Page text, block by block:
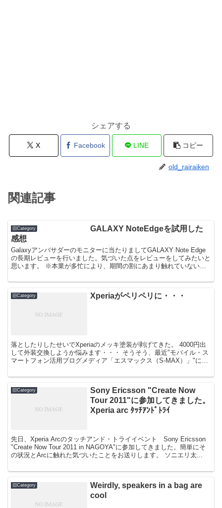
シェアする
X Facebook LINE コピー
old_rairaiken
関連記事
旧Category
GALAXY NoteEdgeを試用した
感想
Galaxyアンバサダーのモニターに当たりましてGALAXY Note Edge
の長期レビューを行いました。気づいた点をレビューをしてみたいと
思います。 ※本業が多忙により、期間の割にあまり触れていないレ
旧Category Xperiaがペリペリに・・・
落としたりしたせいでXperiaのメッキ塗装が剥げてきた。 4000円出
して外装交換しようか悩みます・・・ そうそう、最近"モバイル・ス
マートフォン活用ブログメディア「エスマックス（S-MAX）」"に週
旧Category
Sony Ericsson "Create Now
Tour 2011"に参加してきました。
Xperia arc ﾀｯﾁｱﾝﾄﾞﾄﾗｲ
先日、Xperia Arcのタッチアンド・トライイベント Sony Ericsson
"Create Now Tour 2011 in NAGOYA"に参加してきました。簡単にそ
の状況とArcに触れた気づいたことをお送りします。 ソニエリ太...
旧Category
Weirdly, speakers in a bag are
cool